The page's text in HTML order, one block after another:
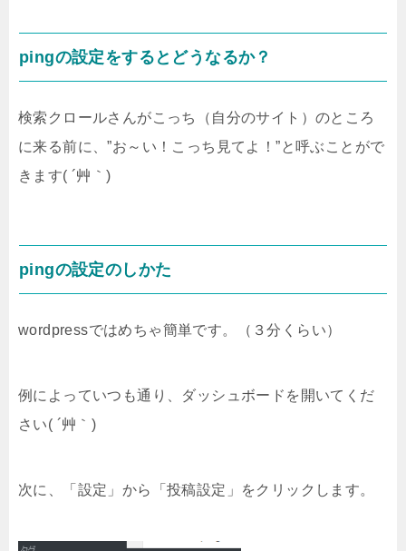
pingの設定をするとどうなるか？
検索クロールさんがこっち（自分のサイト）のところ
に来る前に、”お～い！こっち見てよ！”と呼ぶことがで
きます( ´艸｀)
pingの設定のしかた
wordpressではめちゃ簡単です。（３分くらい）
例によっていつも通り、ダッシュボードを開いてくだ
さい( ´艸｀)
次に、「設定」から「投稿設定」をクリックします。